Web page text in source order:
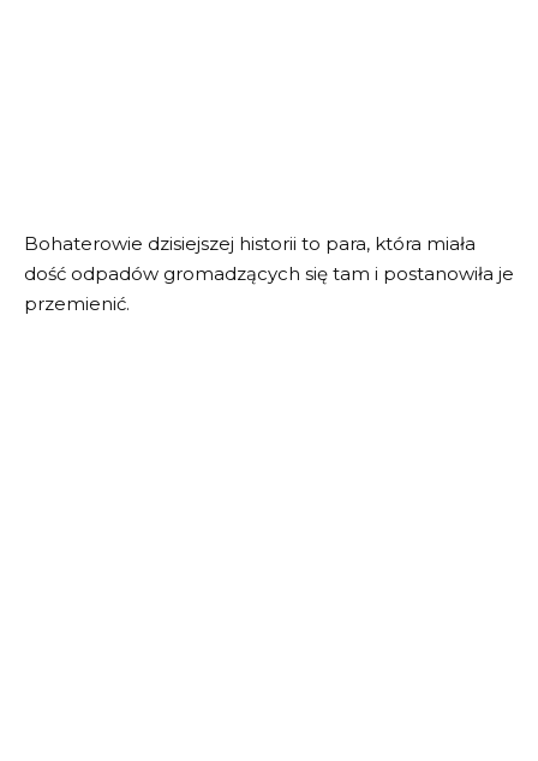
Bohaterowie dzisiejszej historii to para, która miała
dość odpadów gromadzących się tam i postanowiła je
przemienić.